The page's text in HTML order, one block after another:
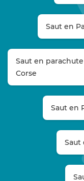
Saut en
Saut en
Corse
Saut en
Saut